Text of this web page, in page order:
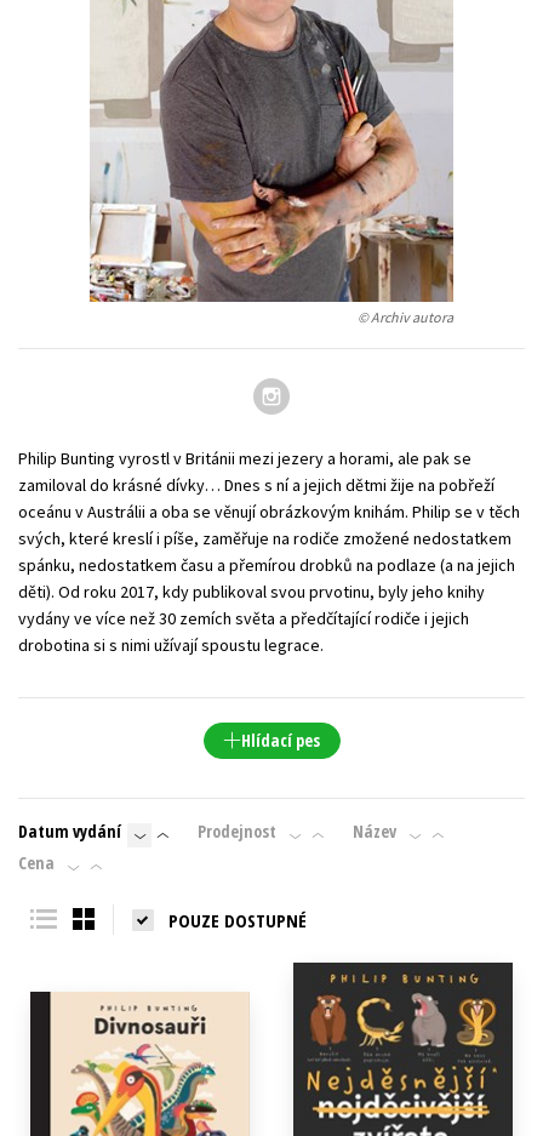
Young adult (SK)
Zahraniční literatura Zdraví a životní styl
Všechny tituly
© Archiv autora
Philip Bunting vyrostl v Británii mezi jezery a horami, ale pak se
zamiloval do krásné dívky… Dnes s ní a jejich dětmi žije na pobřeží
oceánu v Austrálii a oba se věnují obrázkovým knihám. Philip se v těch
svých, které kreslí i píše, zaměřuje na rodiče zmožené nedostatkem
spánku, nedostatkem času a přemírou drobků na podlaze (a na jejich
děti). Od roku 2017, kdy publikoval svou prvotinu, byly jeho knihy
vydány ve více než 30 zemích světa a předčítající rodiče i jejich
drobotina si s nimi užívají spoustu legrace.
Hlídací pes
Datum vydání Prodejnost
Název
Cena
POUZE DOSTUPNÉ